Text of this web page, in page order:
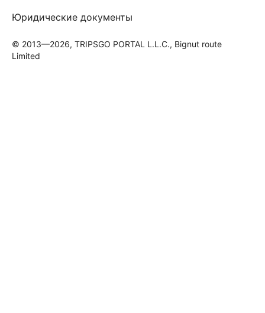
Юридические документы
© 2013—2026, TRIPSGO PORTAL L.L.C., Bignut route
Limited